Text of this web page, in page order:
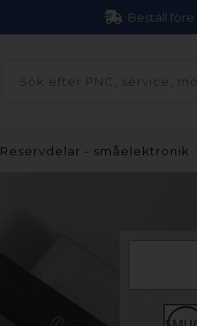
Beställ före
Reservdelar - småelektronik